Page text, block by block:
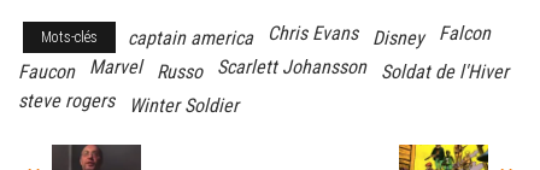
Mots-clés captain america Chris Evans Disney
Falcon
Faucon
Marvel Russo Scarlett Johansson
Soldat de l'Hiver
steve rogers
Winter Soldier